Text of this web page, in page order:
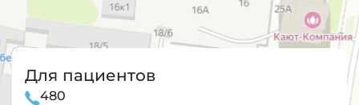
Для пациентов
480